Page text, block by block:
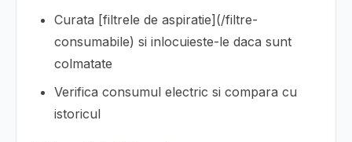
Curata [filtrele de aspiratie](/filtre-
consumabile) si inlocuieste-le daca sunt
colmatate
Verifica consumul electric si compara cu
istoricul